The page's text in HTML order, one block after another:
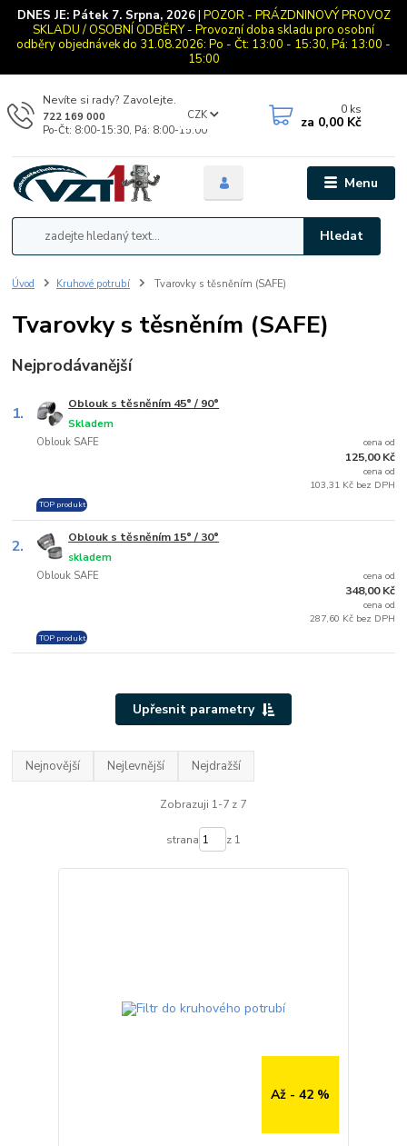
DNES JE: Pátek 7. Srpna, 2026| POZOR - PRÁZDNINOVÝ PROVOZ
SKLADU / OSOBNÍ ODBĚRY - Provozní doba skladu pro osobní
odběry objednávek do 31.08.2026: Po - Čt: 13:00 - 15:30, Pá: 13:00 -
15:00
Menu
CZK
Hledat
Nevíte si rady? Zavolejte.
722 169 000
Po-Čt: 8:00-15:30, Pá: 8:00-15:00
0 ks
za 0,00 Kč
Úvod Kruhové potrubí Tvarovky s těsněním (SAFE)
Tvarovky s těsněním (SAFE)
Nejprodávanější
1. Oblouk s těsněním 45° / 90°
Oblouk SAFE
Skladem
TOP produkt
cena od
125,00 Kč
cena od
103,31 Kč bez DPH
2. Oblouk s těsněním 15° / 30°
Oblouk SAFE
skladem
TOP produkt
cena od
348,00 Kč
cena od
287,60 Kč bez DPH
Upřesnit parametry
Nejnovější Nejlevnější Nejdražší
Zobrazuji 1-7 z 7
strana z 1
Až - 42 %